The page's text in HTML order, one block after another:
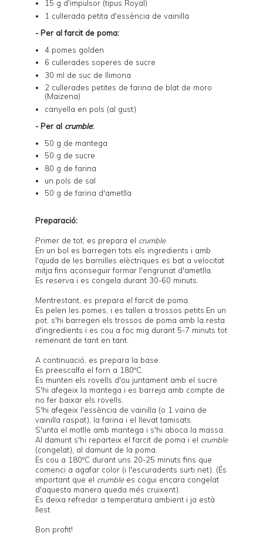
15 g d'impulsor (tipus Royal)
1 cullerada petita d'essència de vainilla
- Per al farcit de poma:
4 pomes golden
6 cullerades soperes de sucre
30 ml de suc de llimona
2 cullerades petites de farina de blat de moro
(Maizena)
canyella en pols (al gust)
- Per al crumble:
50 g de mantega
50 g de sucre
80 g de farina
un pols de sal
50 g de farina d'ametlla
Preparació:
Primer de tot, es prepara el crumble.
En un bol es barregen tots els ingredients i amb
l'ajuda de les barnilles elèctriques es bat a velocitat
mitja fins aconseguir formar l'engrunat d'ametlla.
Es reserva i es congela durant 30-60 minuts.
Mentrestant, es prepara el farcit de poma.
Es pelen les pomes, i es tallen a trossos petits.En un
pot, s'hi barregen els trossos de poma amb la resta
d'ingredients i es cou a foc mig durant 5-7 minuts tot
remenant de tant en tant.
A continuació, es prepara la base.
Es preescalfa el forn a 180ºC.
Es munten els rovells d'ou juntament amb el sucre.
S'hi afegeix la mantega i es barreja amb compte de
no fer baixar els rovells.
S'hi afegeix l'essència de vainilla (o 1 vaina de
vainilla raspat), la farina i el llevat tamisats.
S'unta el motlle amb mantega i s'hi aboca la massa.
Al damunt s'hi reparteix el farcit de poma i el crumble
(congelat), al damunt de la poma.
Es cou a 180ºC durant uns 20-25 minuts fins que
comenci a agafar color (i l'escuradents surti net). (És
important que el crumblees cogui encara congelat
d'aquesta manera queda més cruixent).
Es deixa refredar a temperatura ambient i ja està
llest.
Bon profit!